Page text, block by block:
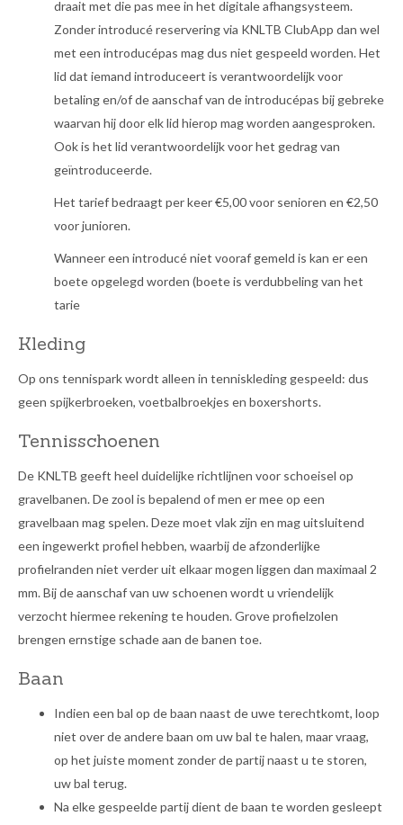
draait met die pas mee in het digitale afhangsysteem.
Zonder introducé reservering via KNLTB ClubApp dan wel
met een introducépas mag dus niet gespeeld worden. Het
lid dat iemand introduceert is verantwoordelijk voor
betaling en/of de aanschaf van de introducépas bij gebreke
waarvan hij door elk lid hierop mag worden aangesproken.
Ook is het lid verantwoordelijk voor het gedrag van
geïntroduceerde.
Het tarief bedraagt per keer €5,00 voor senioren en €2,50
voor junioren.
Wanneer een introducé niet vooraf gemeld is kan er een
boete opgelegd worden (boete is verdubbeling van het
tarie
Kleding
Op ons tennispark wordt alleen in tenniskleding gespeeld: dus
geen spijkerbroeken, voetbalbroekjes en boxershorts.
Tennisschoenen
De KNLTB geeft heel duidelijke richtlijnen voor schoeisel op
gravelbanen. De zool is bepalend of men er mee op een
gravelbaan mag spelen. Deze moet vlak zijn en mag uitsluitend
een ingewerkt profiel hebben, waarbij de afzonderlijke
profielranden niet verder uit elkaar mogen liggen dan maximaal 2
mm. Bij de aanschaf van uw schoenen wordt u vriendelijk
verzocht hiermee rekening te houden. Grove profielzolen
brengen ernstige schade aan de banen toe.
Baan
Indien een bal op de baan naast de uwe terechtkomt, loop
niet over de andere baan om uw bal te halen, maar vraag,
op het juiste moment zonder de partij naast u te storen,
uw bal terug.
Na elke gespeelde partij dient de baan te worden gesleept